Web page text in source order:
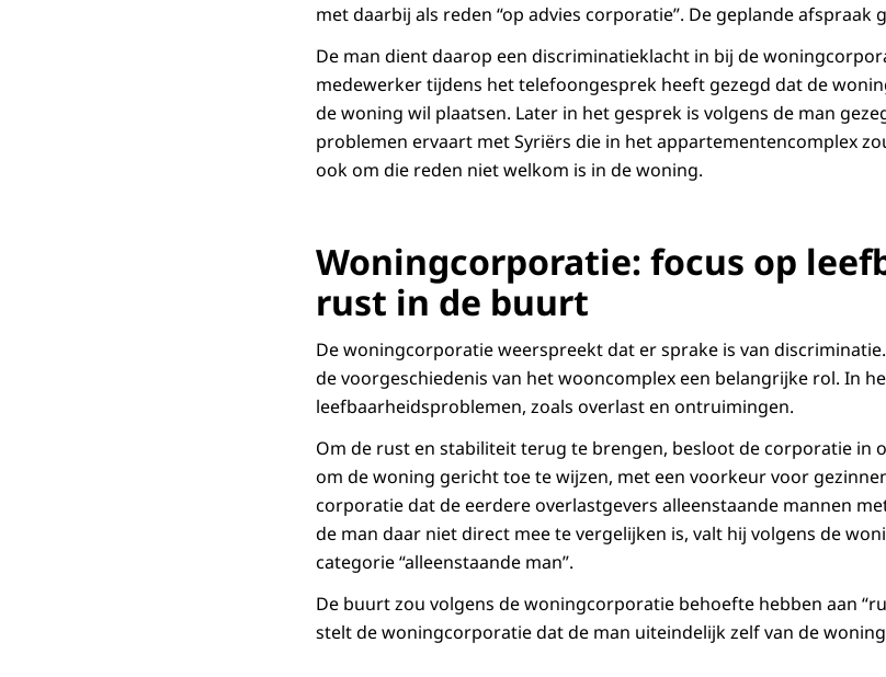
met daarbij als reden “op advies corporatie”. De geplande afspraak
De man dient daarop een discriminatieklacht in bij de
medewerker tijdens het telefoongesprek heeft gezegd dat de
de woning wil plaatsen. Later in het gesprek is volgens de man
problemen ervaart met Syriërs die in het appartementencomplex
ook om die reden niet welkom is in de woning.
Woningcorporatie: focus op
rust in de buurt
De woningcorporatie weerspreekt dat er sprake is van
de voorgeschiedenis van het wooncomplex een belangrijke rol. In
leefbaarheidsproblemen, zoals overlast en ontruimingen.
Om de rust en stabiliteit terug te brengen, besloot de corporatie in
om de woning gericht toe te wijzen, met een voorkeur voor
corporatie dat de eerdere overlastgevers alleenstaande mannen
de man daar niet direct mee te vergelijken is, valt hij volgens de
categorie “alleenstaande man”.
De buurt zou volgens de woningcorporatie behoefte hebben aan
stelt de woningcorporatie dat de man uiteindelijk zelf van de